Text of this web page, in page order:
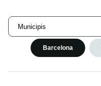
Municipis
Barcelona